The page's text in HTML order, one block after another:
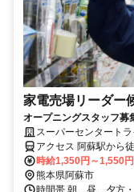
家電売場リーダー
オープニングスタッフ募
候補募集※業務経験要
スーパーセンタート
アクセス 阿蘇駅から
時給1,350円～1,550円
熊本県阿蘇市
時間帯 朝、昼、夕方